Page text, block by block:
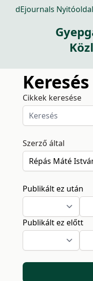
dEjournals Nyitóoldal
Keresés
Cikkek keresése
Szerző által
Publikált ez után
Publikált ez előtt